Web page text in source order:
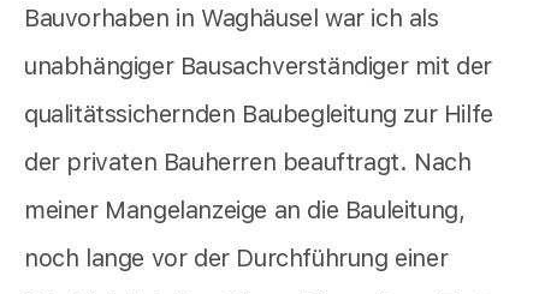
Bauvorhaben in Waghäusel war ich als
unabhängiger Bausachverständiger mit der
qualitätssichernden Baubegleitung zur Hilfe
der privaten Bauherren beauftragt. Nach
meiner Mangelanzeige an die Bauleitung,
noch lange vor der Durchführung einer